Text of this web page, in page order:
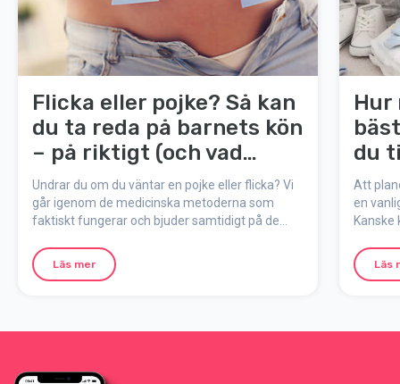
Flicka eller pojke? Så kan
du ta reda på barnets kön
– på riktigt (och vad
myterna säger!)
Undrar du om du väntar en pojke eller flicka? Vi
går igenom de medicinska metoderna som
faktiskt fungerar och bjuder samtidigt på de
under graviditeten.
Läs mer
Hur
du
Att
en
Kanske
ladda.
Läs